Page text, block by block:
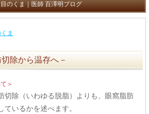
のくま｜医師 百澤明ブログ
ま
除から温存へ－
＞
切除（いわゆる脱脂）よりも、眼窩脂肪
いるかを述べます。